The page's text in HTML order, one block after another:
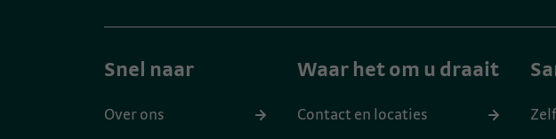
Snel naar
Over ons
Waar het om u draait
Contact en locaties